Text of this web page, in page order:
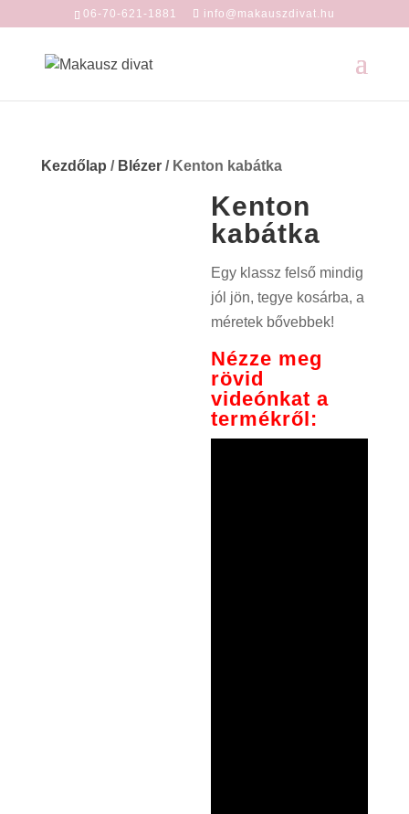
06-70-621-1881 info@makauszdivat.hu
Kezdőlap / Blézer/ Kenton kabátka
Kenton
kabátka
Egy klassz felső mindig
jól jön, tegye kosárba, a
méretek bővebbek!
Nézze meg
rövid
videónkat a
termékről: